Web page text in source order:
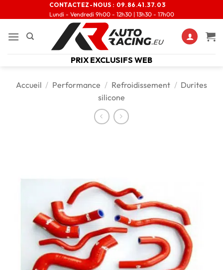
CONTACTEZ-NOUS : 09.86.41.37.03
Lundi - Vendredi 9h00 - 12h30 | 13h30 - 17h00
PRIX EXCLUSIFS WEB
Accueil / Performance / Refroidissement / Durites
silicone